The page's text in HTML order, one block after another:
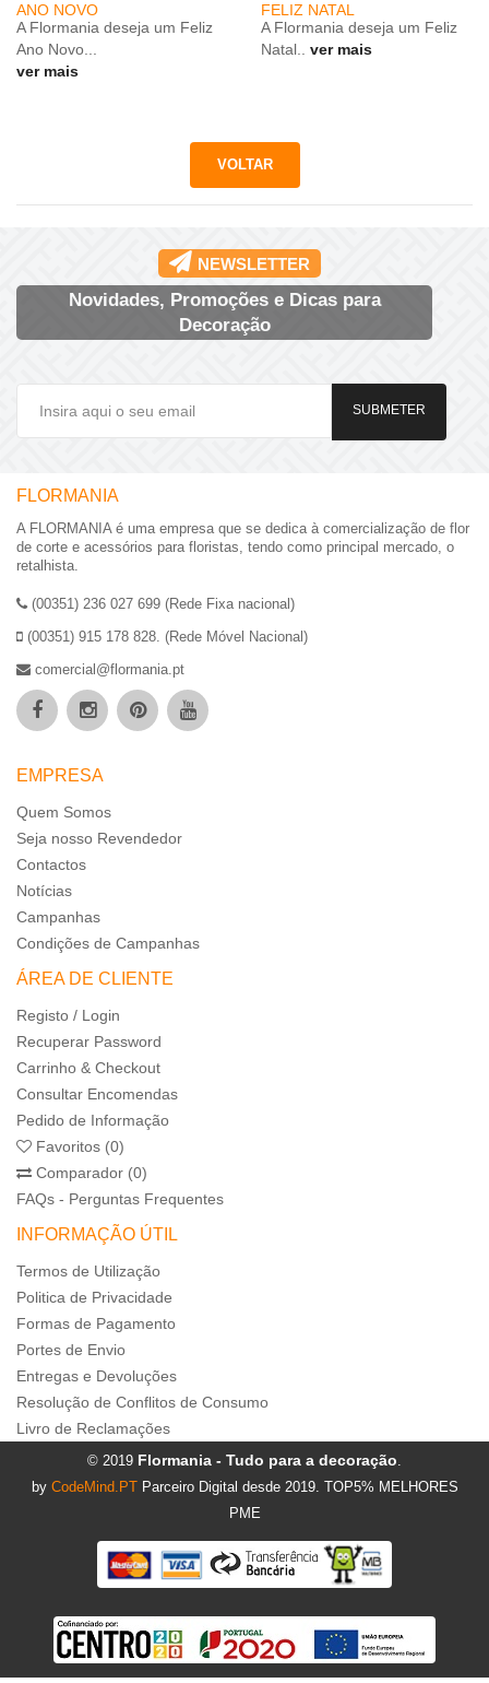
ANO NOVO
A Flormania deseja um Feliz
Ano Novo...
ver mais
FELIZ NATAL
A Flormania deseja um Feliz
Natal..
ver mais
NEWSLETTER
Novidades, Promoções e Dicas para
Decoração
SUBMETER
FLORMANIA
A FLORMANIA é uma empresa que se dedica à comercialização de flor
de corte e acessórios para floristas, tendo como principal mercado, o
retalhista.
(00351) 236 027 699 (Rede Fixa nacional)
(00351) 915 178 828. (Rede Móvel Nacional)
comercial@flormania.pt
EMPRESA
Quem Somos
Seja nosso Revendedor
Contactos
Notícias
Campanhas
Condições de Campanhas
ÁREA DE CLIENTE
Registo / Login
Recuperar Password
Carrinho & Checkout
Consultar Encomendas
Pedido de Informação
Favoritos (0)
Comparador (0)
FAQs - Perguntas Frequentes
INFORMAÇÃO ÚTIL
Termos de Utilização
Politica de Privacidade
Formas de Pagamento
Portes de Envio
Entregas e Devoluções
Resolução de Conflitos de Consumo
Livro de Reclamações
© 2019 Flormania - Tudo para a decoração.
by CodeMind.PT Parceiro Digital desde 2019. TOP5% MELHORES
PME